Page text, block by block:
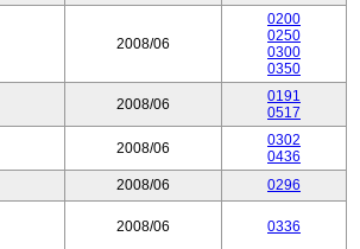
2008/06
0200
0250
0300
0350
2008/06
0191
0517
2008/06
0302
0436
2008/06
0296
2008/06 0336